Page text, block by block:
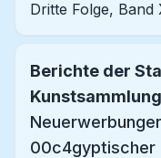
Dritte Folge, Band
Berichte der
00c4gyptischer